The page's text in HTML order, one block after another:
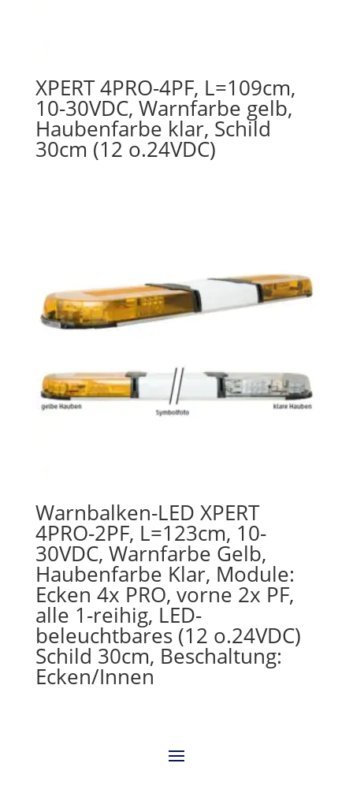
XPERT 4PRO-4PF, L=109cm,
10-30VDC, Warnfarbe gelb,
Haubenfarbe klar, Schild
30cm (12 o.24VDC)
Warnbalken-LED XPERT
4PRO-2PF, L=123cm, 10-
30VDC, Warnfarbe Gelb,
Haubenfarbe Klar, Module:
Ecken 4x PRO, vorne 2x PF,
alle 1-reihig, LED-
beleuchtbares (12 o.24VDC)
Schild 30cm, Beschaltung:
Ecken/Innen